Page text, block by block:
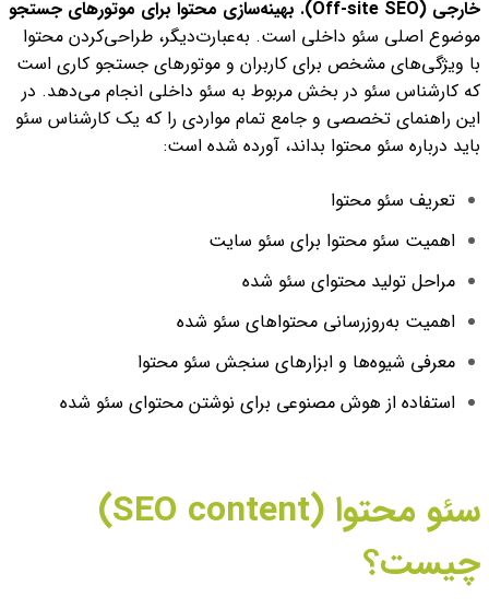
خارجی (Off-site SEO).
بهینه‌سازی محتوا برای موتورهای جستجو
موضوع اصلی سئو داخلی است. به‌عبارت‌دیگر، طراحی‌کردن محتوا
با ویژگی‌های مشخص برای کاربران و مو‌تورهای جستجو کاری است
که کارشناس سئو در بخش مربوط به سئو داخلی انجام می‌دهد. در
این راهنمای تخصصی و جامع تمام مواردی را که یک کارشناس سئو
باید درباره سئو محتوا بداند، آورده شده است:
تعریف سئو محتوا
اهمیت سئو محتوا برای سئو سایت
مراحل تولید محتوای سئو شده
اهمیت به‌روزرسانی محتواهای سئو شده
معرفی شیوه‌ها و ابزارهای سنجش سئو محتوا
استفاده از هوش مصنوعی برای نوشتن محتوای سئو شده
سئو محتوا (SEO content)
چیست؟